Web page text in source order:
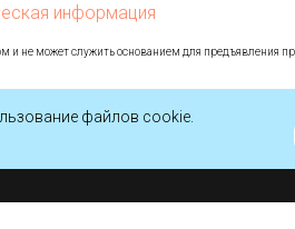
файлов cookie.
информация
и не может служить основанием для предъявления